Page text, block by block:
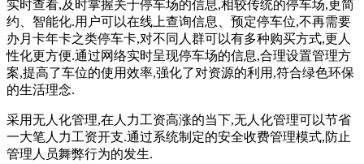
实时查看,及时掌握关于停车场的信息,相较传统的停车场,更简
约、智能化.用户可以在线上查询信息、预定停车位,不再需要
办月卡年卡之类停车卡,对不同人群可以有多种购买方式,更人
性化更方便.通过网络实时呈现停车场的信息,合理设置管理方
案,提高了车位的使用效率,强化了对资源的利用,符合绿色环保
的生活理念.
采用无人化管理,在人力工资高涨的当下,无人化管理可以节省
一大笔人力工资开支.通过系统制定的安全收费管理模式,防止
管理人员舞弊行为的发生.